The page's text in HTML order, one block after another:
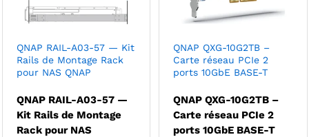
QNAP RAIL-A03-57 — Kit
Rails de Montage Rack
pour NAS QNAP
QNAP RAIL-A03-57 —
Kit Rails de Montage
Rack pour NAS
QNAP QXG-10G2TB –
Carte réseau PCIe 2
ports 10GbE BASE-T
QNAP QXG-10G2TB –
Carte réseau PCIe 2
ports 10GbE BASE-T